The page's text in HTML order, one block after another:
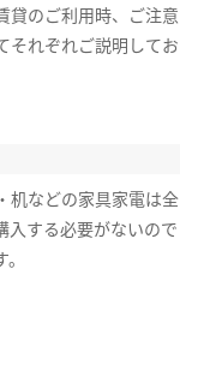
貸のご利用時、ご注意
それぞれご説明してお
机などの家具家電は全
入する必要がないので